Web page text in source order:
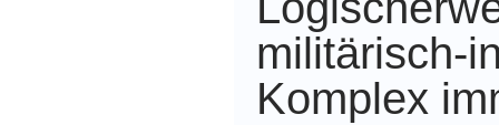
militärisch-
Komplex